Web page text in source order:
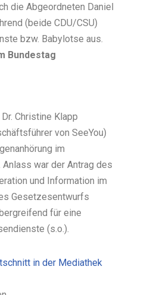
die Abgeordneten Daniel
(beide CDU/CSU)
bzw. Babylotse aus.
Bundestag
Christine Klapp
von SeeYou)
im
war der Antrag des
und Information im
Gesetzesentwurfs
für eine
(s.o.).
in der Mediathek